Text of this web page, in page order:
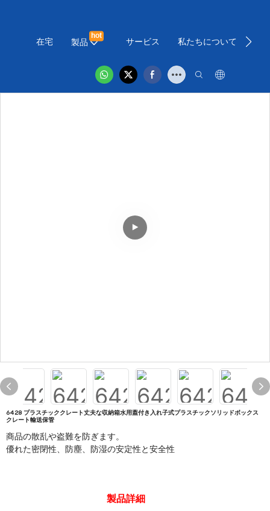
在宅 製品
hot
サービス 私たちについて
6428 プラスチッククレート丈夫な収納箱水用蓋付き入れ子式プラスチックソリッドボックス
クレート輸送保管
商品の散乱や盗難を防ぎます。
優れた密閉性、防塵、防湿の安定性と安全性
製品詳細